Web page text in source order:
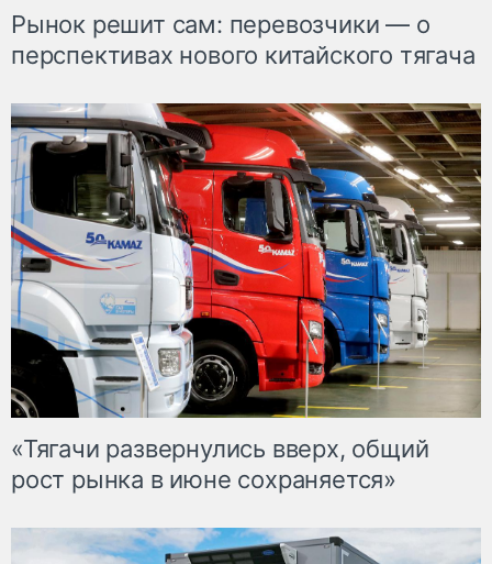
Рынок решит сам: перевозчики — о
перспективах нового китайского тягача
«Тягачи развернулись вверх, общий
рост рынка в июне сохраняется»